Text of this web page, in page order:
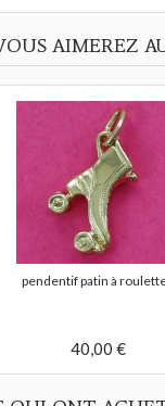
AIMEREZ
pendentif patin à
40,00 €